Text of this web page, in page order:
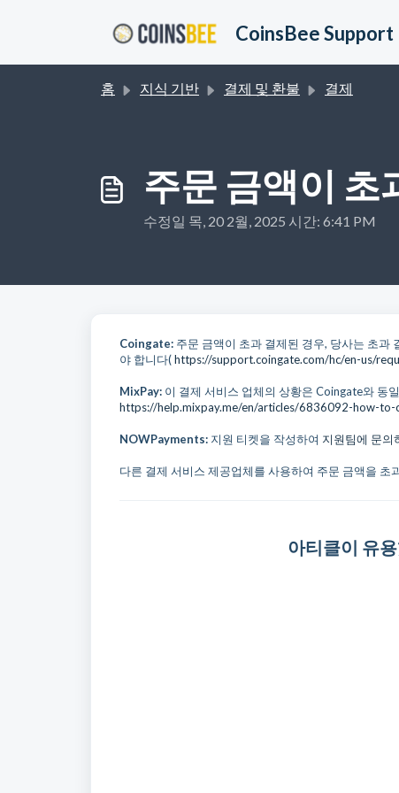
CoinsBee Support
홈 지식 기반 결제 및 환불 결제
주문 금액이 초
수정일 목, 20 2월, 2025 시간: 6:41 PM
Coingate: 주문 금액이 초과 결제된 경우, 당사는 초과
야 합니다(https://support.coingate.com/hc/en-us/
MixPay: 이 결제 서비스 업체의 상황은 Coingate와 동
https://help.mixpay.me/en/articles/6836092-how-to-
NOWPayments: 지원 티켓을 작성하여 지원팀에 문의
다른 결제 서비스 제공업체를 사용하여 주문 금액을 초
아티클이 유